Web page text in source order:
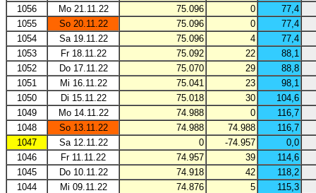
1056
Mo 21.11.22 75.096 0
77,4
1055
So 20.11.22 75.096 0
77,4
1054
Sa 19.11.22 75.096 4
77,4
1053
Fr 18.11.22 75.092 22
88,1
1052
Do 17.11.22 75.070 29
88,8
1051
Mi 16.11.22 75.041 23
98,1
1050
Di 15.11.22 75.018 30
104,6
1049
Mo 14.11.22 74.988 0
116,7
1048
So 13.11.22 74.988 74.988
116,7
1047
Sa 12.11.22 0 -74.957
0,0
1046
Fr 11.11.22 74.957 39
114,6
1045
Do 10.11.22 74.918 42
118,2
1044
Mi 09.11.22 74.876 5
115,3